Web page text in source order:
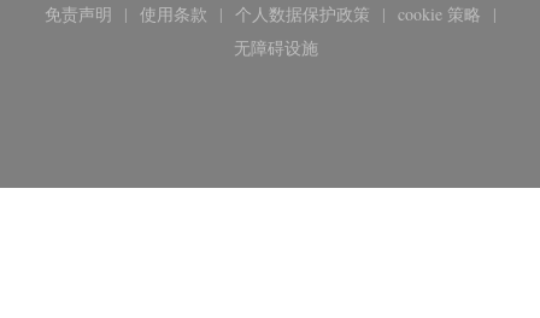
免责声明
((在新窗口中打开))
使用条款
((在新窗口中打开))
个人数据保护政策
((在新窗口中打开))
cookie 策略
((在新窗口
无障碍设施
((在新窗口中打开))